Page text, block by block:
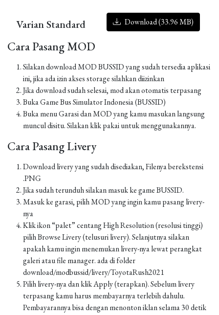
Varian Standard Download (33.96 MB)
Cara Pasang MOD
Silakan download MOD BUSSID yang sudah tersedia aplikasi
ini, jika ada izin akses storage silahkan diizinkan
Jika download sudah selesai, mod akan otomatis terpasang
Buka Game Bus Simulator Indonesia (BUSSID)
Buka menu Garasi dan MOD yang kamu masukan langsung
muncul disitu. Silakan klik pakai untuk menggunakannya.
Cara Pasang Livery
Download livery yang sudah disediakan, Filenya berekstensi
.PNG
Jika sudah terunduh silakan masuk ke game BUSSID.
Masuk ke garasi, pilih MOD yang ingin kamu pasang livery-
nya
Klik ikon “palet” centang High Resolution (resolusi tinggi)
pilih Browse Livery (telusuri livery). Selanjutnya silakan
apakah kamu ingin menemukan livery-nya lewat perangkat
galeri atau file manager. ada di folder
download/modbussid/livery/ToyotaRush2021
Pilih livery-nya dan klik Apply (terapkan). Sebelum livery
terpasang kamu harus membayarnya terlebih dahulu.
Pembayarannya bisa dengan menonton iklan selama 30 detik